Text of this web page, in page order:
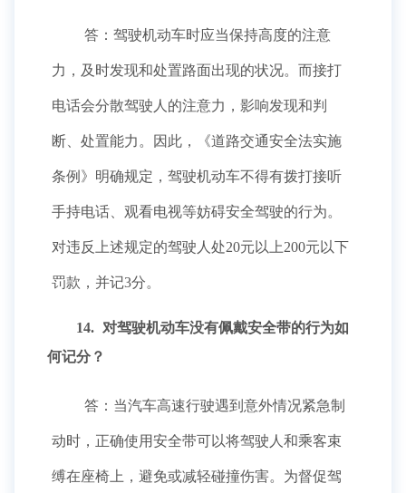
答：驾驶机动车时应当保持高度的注意
力，及时发现和处置路面出现的状况。而接打
电话会分散驾驶人的注意力，影响发现和判
断、处置能力。因此，《道路交通安全法实施
条例》明确规定，驾驶机动车不得有拨打接听
手持电话、观看电视等妨碍安全驾驶的行为。
对违反上述规定的驾驶人处20元以上200元以下
罚款，并记3分。
14. 对驾驶机动车没有佩戴安全带的行为如
何记分？
答：当汽车高速行驶遇到意外情况紧急制
动时，正确使用安全带可以将驾驶人和乘客束
缚在座椅上，避免或减轻碰撞伤害。为督促驾